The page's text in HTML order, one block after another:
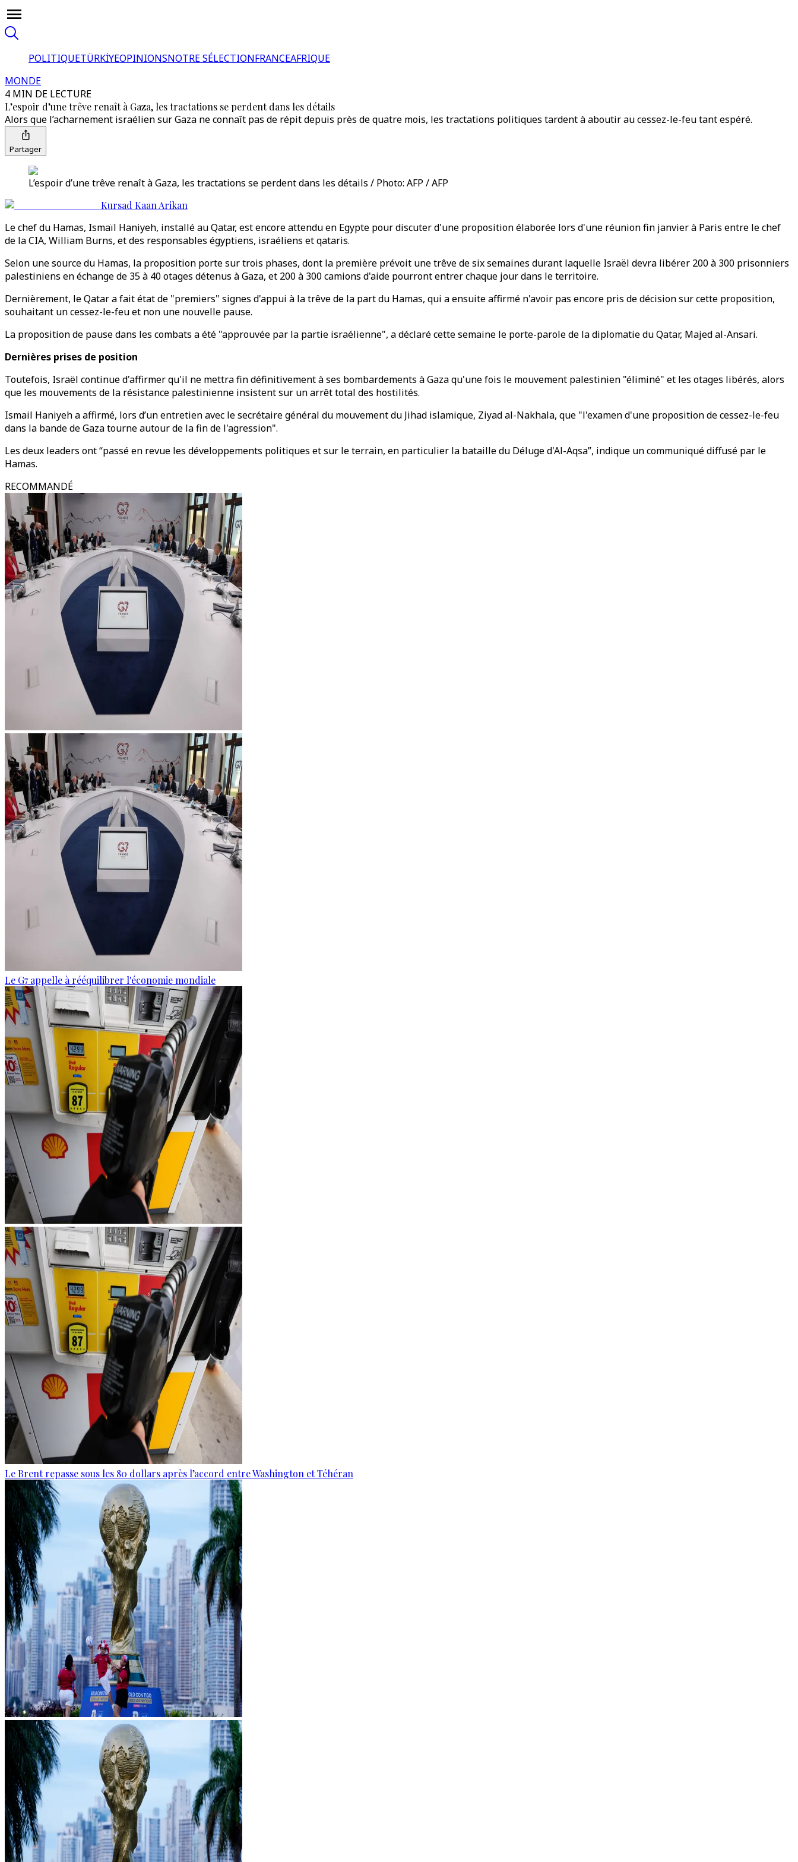
POLITIQUETÜRKİYEOPINIONSNOTRE SÉLECTIONFRANCEAFRIQUE
MONDE
4 MIN DE LECTURE
L’espoir d’une trêve renaît à Gaza, les tractations se perdent dans les détails
Alors que l’acharnement israélien sur Gaza ne connaît pas de répit depuis près de quatre mois, les tractations politiques tardent à aboutir au cessez-le-feu tant espéré.
Partager
L’espoir d’une trêve renaît à Gaza, les tractations se perdent dans les détails / Photo: AFP / AFP
Kursad Kaan Arikan
Le chef du Hamas, Ismaïl Haniyeh, installé au Qatar, est encore attendu en Egypte pour discuter d'une proposition élaborée lors d'une réunion fin janvier à Paris entre le chef
de la CIA, William Burns, et des responsables égyptiens, israéliens et qataris.
Selon une source du Hamas, la proposition porte sur trois phases, dont la première prévoit une trêve de six semaines durant laquelle Israël devra libérer 200 à 300 prisonniers
palestiniens en échange de 35 à 40 otages détenus à Gaza, et 200 à 300 camions d'aide pourront entrer chaque jour dans le territoire.
Dernièrement, le Qatar a fait état de "premiers" signes d'appui à la trêve de la part du Hamas, qui a ensuite affirmé n'avoir pas encore pris de décision sur cette proposition,
souhaitant un cessez-le-feu et non une nouvelle pause.
La proposition de pause dans les combats a été "approuvée par la partie israélienne", a déclaré cette semaine le porte-parole de la diplomatie du Qatar, Majed al-Ansari.
Dernières prises de position
Toutefois, Israël continue d'affirmer qu'il ne mettra fin définitivement à ses bombardements à Gaza qu'une fois le mouvement palestinien "éliminé" et les otages libérés, alors
que les mouvements de la résistance palestinienne insistent sur un arrêt total des hostilités.
Ismail Haniyeh a affirmé, lors d’un entretien avec le secrétaire général du mouvement du Jihad islamique, Ziyad al-Nakhala, que "l'examen d'une proposition de cessez-le-feu
dans la bande de Gaza tourne autour de la fin de l'agression".
Les deux leaders ont “passé en revue les développements politiques et sur le terrain, en particulier la bataille du Déluge d'Al-Aqsa”, indique un communiqué diffusé par le
Hamas.
RECOMMANDÉ
Le G7 appelle à rééquilibrer l'économie mondiale
Le Brent repasse sous les 80 dollars après l’accord entre Washington et Téhéran